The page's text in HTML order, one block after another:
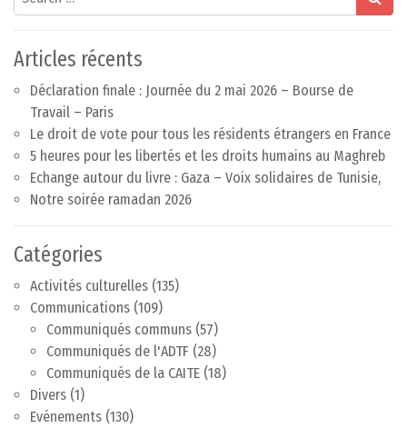
Articles récents
Déclaration finale : Journée du 2 mai 2026 – Bourse de
Travail – Paris
Le droit de vote pour tous les résidents étrangers en France
5 heures pour les libertés et les droits humains au Maghreb
Echange autour du livre : Gaza – Voix solidaires de Tunisie,
Notre soirée ramadan 2026
Catégories
Activités culturelles (135)
Communications (109)
Communiqués communs (57)
Communiqués de l'ADTF (28)
Communiqués de la CAITE (18)
Divers (1)
Evénements (130)